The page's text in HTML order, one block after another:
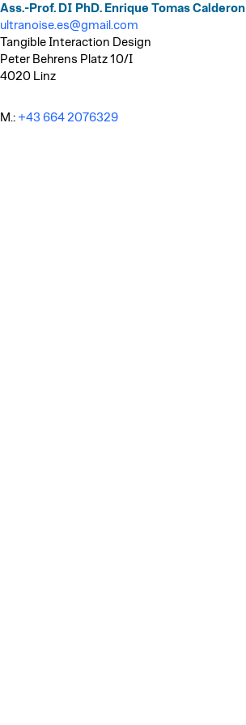
Ass.-Prof. DI PhD. Enrique Tomas Calderon
ultranoise.es@gmail.com
Tangible Interaction Design
Peter Behrens Platz 10/I
4020 Linz
M.: +43 664 2076329